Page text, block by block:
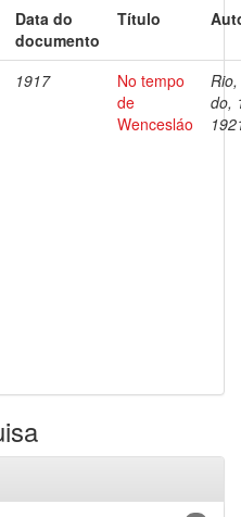
Data do
documento
Título
1917
No tempo
de
Wencesláo
do,